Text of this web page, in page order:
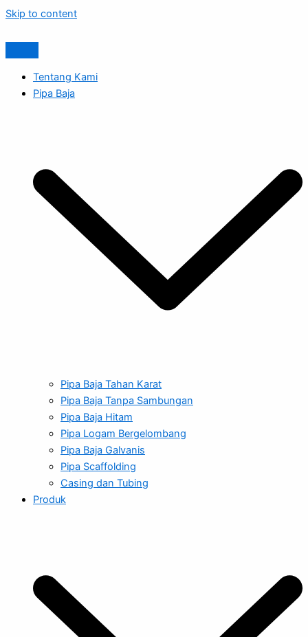
Skip to content
Tentang Kami
Pipa Baja
Pipa Baja Tahan Karat
Pipa Baja Tanpa Sambungan
Pipa Baja Hitam
Pipa Logam Bergelombang
Pipa Baja Galvanis
Pipa Scaffolding
Casing dan Tubing
Produk